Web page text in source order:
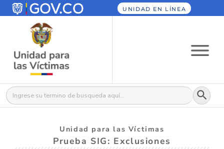
UNIDAD EN LÍNEA
Buscar: Botón
Unidad para las Víctimas
Prueba SIG: Exclusiones